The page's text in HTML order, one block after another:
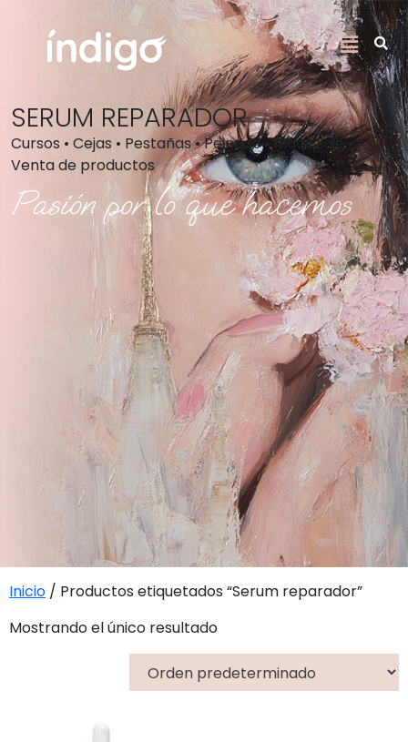
SERUM REPARADOR
Cursos • Cejas • Pestañas • Peinado • Maquillaje •
Venta de productos
Pasión por lo que hacemos
Inicio / Productos etiquetados “Serum reparador”
Mostrando el único resultado